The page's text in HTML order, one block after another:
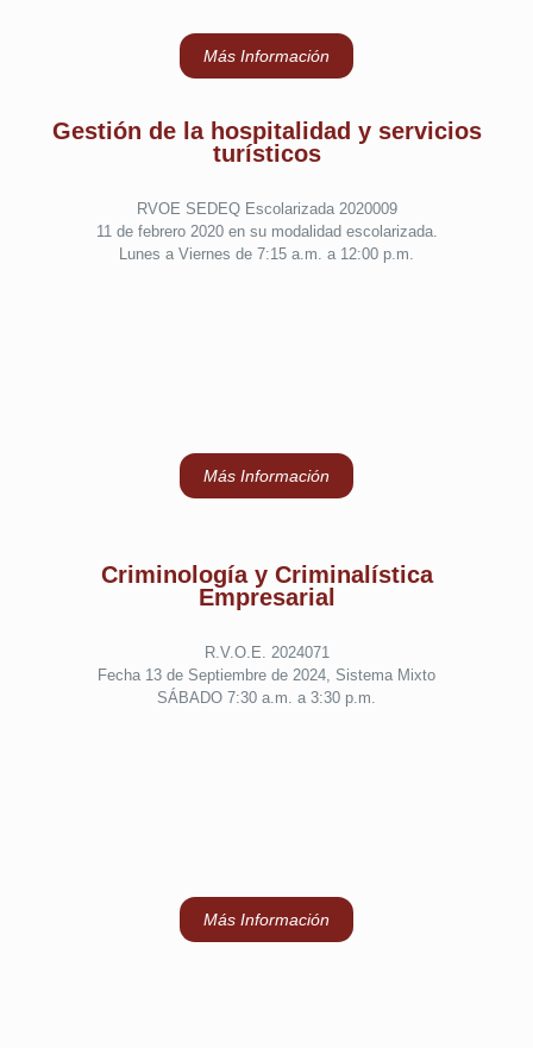
Más Información
Gestión de la hospitalidad y servicios
turísticos
RVOE SEDEQ Escolarizada 2020009
11 de febrero 2020 en su modalidad escolarizada.
Lunes a Viernes de 7:15 a.m. a 12:00 p.m.
Más Información
Criminología y Criminalística
Empresarial
R.V.O.E. 2024071
Fecha 13 de Septiembre de 2024, Sistema Mixto
SÁBADO 7:30 a.m. a 3:30 p.m.
Más Información